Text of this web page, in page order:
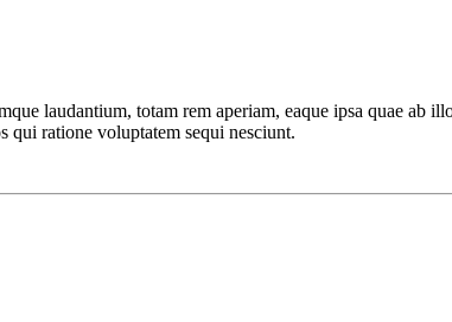
laudantium, totam rem aperiam, eaque ipsa quae ab
qui ratione voluptatem sequi nesciunt.